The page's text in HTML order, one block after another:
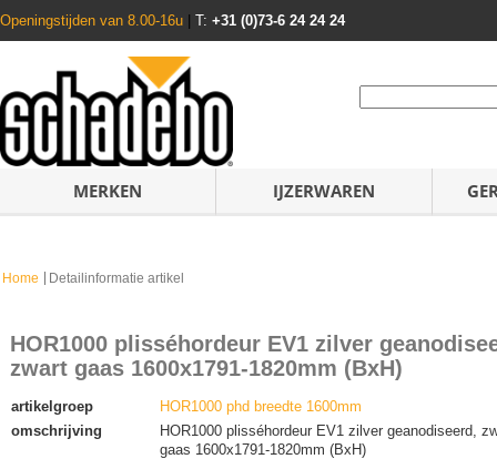
Openingstijden van 8.00-16u T: +31 (0)73-6 24 24 24
MERKEN IJZERWAREN
Home Detailinformatie artikel
HOR1000 plisséhordeur EV1 zilver
zwart gaas 1600x1791-1820mm (BxH)
artikelgroep
HOR1000 phd breedte 1600mm
omschrijving
HOR1000 plisséhordeur EV1 zilver geanodiseerd,
gaas 1600x1791-1820mm (BxH)